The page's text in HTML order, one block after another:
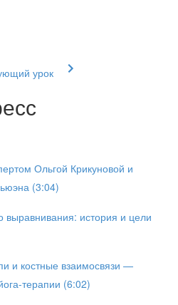
урок
Ольгой Крикуновой и
(3:04)
выравнивания: история и цели
и костные взаимосвязи —
терапии (6:02)